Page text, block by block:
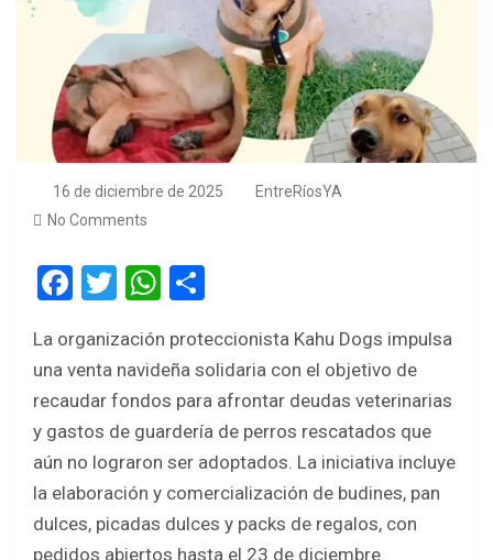
16 de diciembre de 2025
EntreRíosYA
No Comments
F
ce
b
o
o
k
T
tt
er
W
at
s
A
p
p
ar
e
La organización proteccionista Kahu Dogs impulsa
una venta navideña solidaria con el objetivo de
recaudar fondos para afrontar deudas veterinarias
y gastos de guardería de perros rescatados que
aún no lograron ser adoptados. La iniciativa incluye
la elaboración y comercialización de budines, pan
dulces, picadas dulces y packs de regalos, con
pedidos abiertos hasta el 23 de diciembre.